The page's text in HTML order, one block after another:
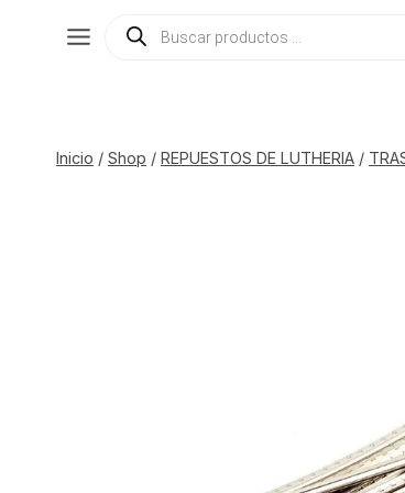
Búsqueda
Inicio / Shop / REPUESTOS DE LUTHERIA /